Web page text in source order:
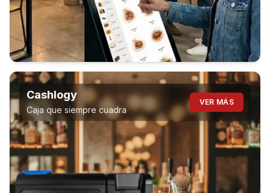
Cashlogy
Caja que siempre cuadra
VER MÁS